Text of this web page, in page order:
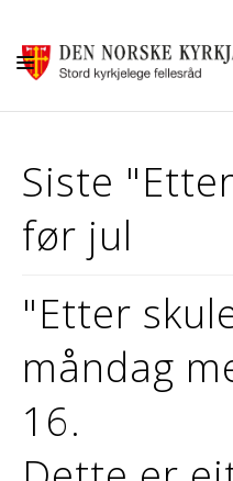
GUDSTENESTER
DÅP VIGSEL GRAVFERD
BARN OG UNGDOM
SOKNERÅDA
INFORMASJON
GI EI GÅVE
Siste
før jul
"Etter
måndag
16.